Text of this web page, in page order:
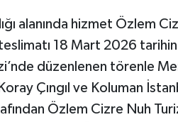
alanında hizmet Özlem
18 Mart 2026
düzenlenen törenle
Çıngıl ve Koluman
Özlem Cizre Nuh